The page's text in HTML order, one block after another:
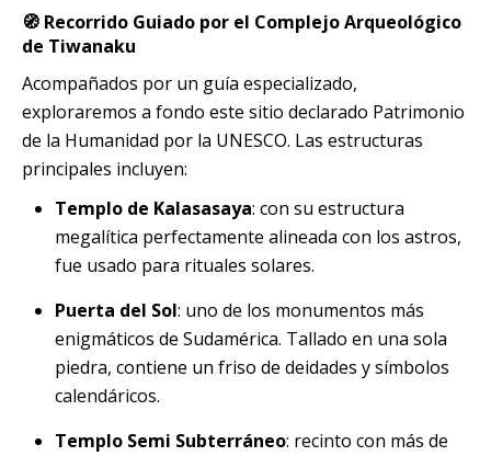
🧭 Recorrido Guiado por el Complejo Arqueológico
de Tiwanaku
Acompañados por un guía especializado,
exploraremos a fondo este sitio declarado Patrimonio
de la Humanidad por la UNESCO. Las estructuras
principales incluyen:
Templo de Kalasasaya: con su estructura
megalítica perfectamente alineada con los astros,
fue usado para rituales solares.
Puerta del Sol: uno de los monumentos más
enigmáticos de Sudamérica. Tallado en una sola
piedra, contiene un friso de deidades y símbolos
calendáricos.
Templo Semi Subterráneo: recinto con más de